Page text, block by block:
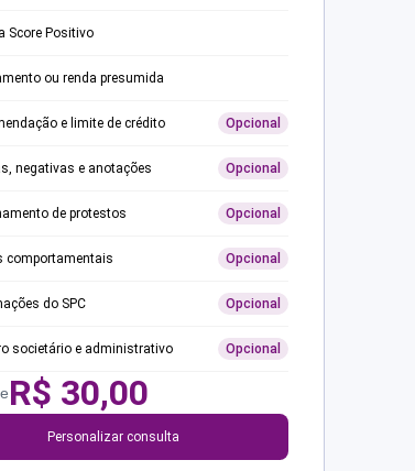
Score Positivo
ou renda presumida
e limite de crédito Opcional
negativas e anotações Opcional
de protestos Opcional
comportamentais Opcional
do SPC Opcional
societário e administrativo Opcional
R$ 30,00
Personalizar consulta